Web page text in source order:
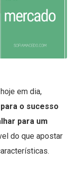
em dia,
o sucesso
para um
do que apostar